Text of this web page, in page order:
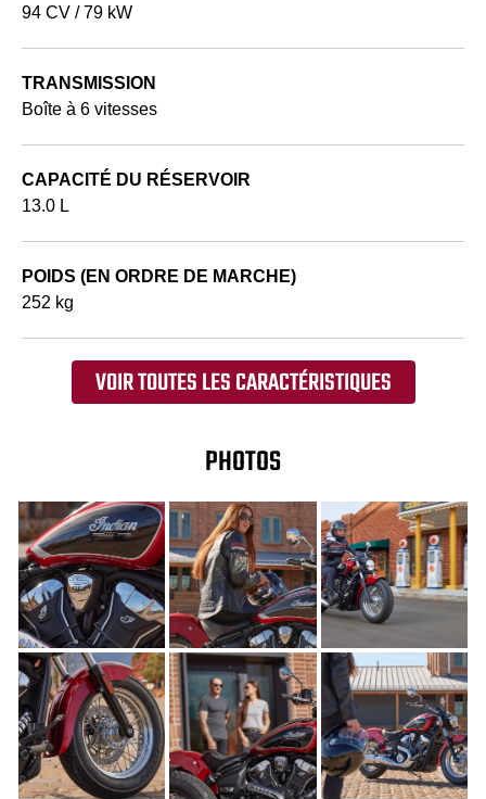
94 CV / 79 kW
TRANSMISSION
Boîte à 6 vitesses
CAPACITÉ DU RÉSERVOIR
13.0 L
POIDS (EN ORDRE DE MARCHE)
252 kg
VOIR TOUTES LES CARACTÉRISTIQUES
PHOTOS